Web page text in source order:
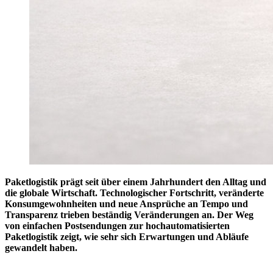
Paketlogistik prägt seit über einem Jahrhundert den Alltag und
die globale Wirtschaft. Technologischer Fortschritt, veränderte
Konsumgewohnheiten und neue Ansprüche an Tempo und
Transparenz trieben beständig Veränderungen an. Der Weg
von einfachen Postsendungen zur hochautomatisierten
Paketlogistik zeigt, wie sehr sich Erwartungen und Abläufe
gewandelt haben.